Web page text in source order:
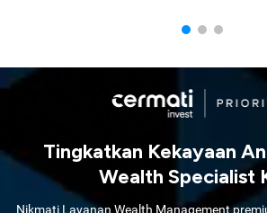
Tingkatkan Kekayaan
Wealth Specialist
Nikmati Layanan Wealth Management